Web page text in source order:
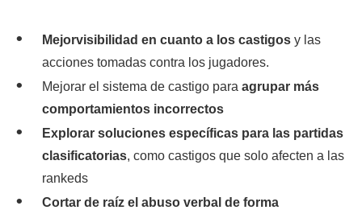
Mejorvisibilidad en cuanto a los castigos y las
acciones tomadas contra los jugadores.
Mejorar el sistema de castigo para agrupar más
comportamientos incorrectos
Explorar soluciones específicas para las partidas
clasificatorias, como castigos que solo afecten a las
rankeds
Cortar de raíz el abuso verbal de forma